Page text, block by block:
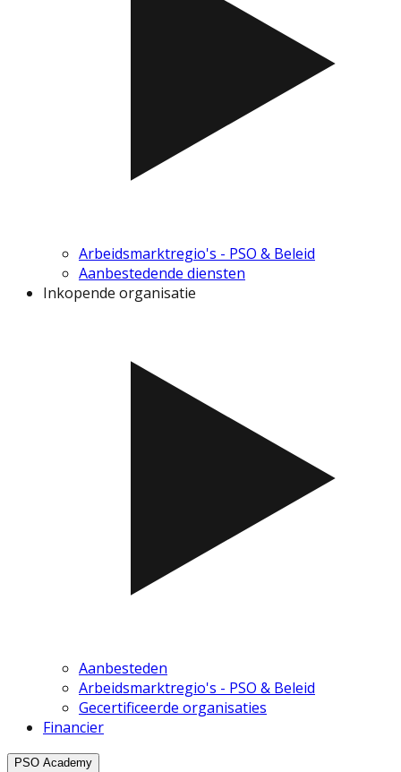
Arbeidsmarktregio's - PSO & Beleid
Aanbestedende diensten
Inkopende organisatie
Aanbesteden
Arbeidsmarktregio's - PSO & Beleid
Gecertificeerde organisaties
Financier
PSO Academy